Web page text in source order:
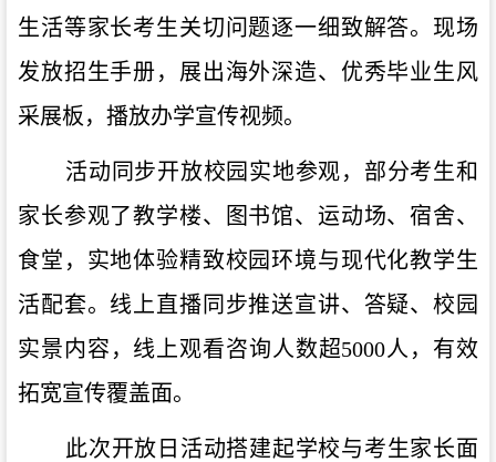
生活等家长考生关切问题逐一细致解答。现场
发放招生手册，展出海外深造、优秀毕业生风
采展板，播放办学宣传视频。
活动同步开放校园实地参观， 部分考生和
家长参观了教学楼、图书馆、运动场、宿舍、
食堂，实地体验精致校园环境与现代化教学生
活配套。线上直播同步推送宣讲、答疑、校园
实景内容，线上观看咨询人数超5000人 ，有效
拓宽宣传覆盖面。
此次开放日活动搭建起学校与考生家长面